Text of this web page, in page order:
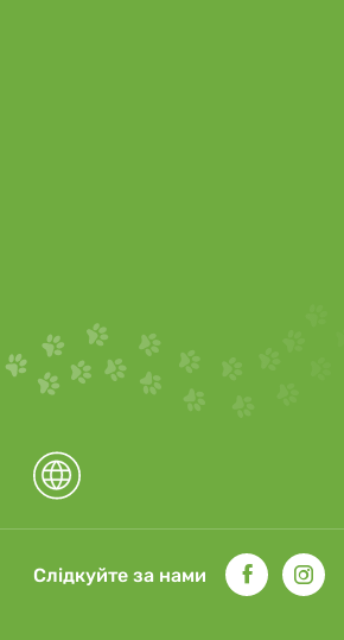
Слідкуйте за нами